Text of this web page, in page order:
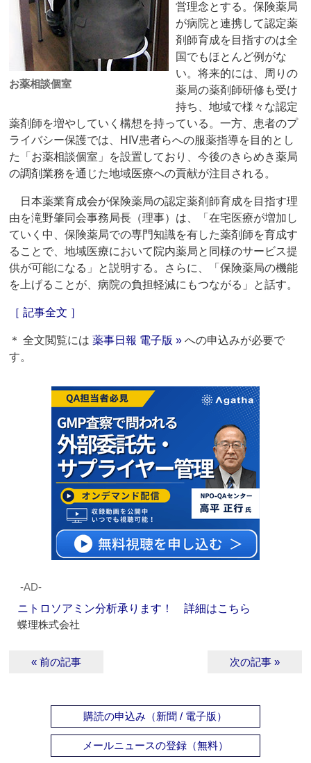
お薬相談個室
営理念とする。保険薬局
が病院と連携して認定薬
剤師育成を目指すのは全
国でもほとんど例がな
い。将来的には、周りの
薬局の薬剤師研修も受け
持ち、地域で様々な認定
薬剤師を増やしていく構想を持っている。一方、患者のプ
ライバシー保護では、HIV患者らへの服薬指導を目的とし
た「お薬相談個室」を設置しており、今後のきらめき薬局
の調剤業務を通じた地域医療への貢献が注目される。
日本薬業育成会が保険薬局の認定薬剤師育成を目指す理
由を滝野肇同会事務局長（理事）は、「在宅医療が増加し
ていく中、保険薬局での専門知識を有した薬剤師を育成す
ることで、地域医療において院内薬局と同様のサービス提
供が可能になる」と説明する。さらに、「保険薬局の機能
を上げることが、病院の負担軽減にもつながる」と話す。
［ 記事全文 ］
＊ 全文閲覧には薬事日報 電子版 » への申込みが必要で
す。
‐AD‐
ニトロソアミン分析承ります！ 詳細はこちら
蝶理株式会社
« 前の記事 次の記事 »
購読の申込み（新聞 / 電子版）
メールニュースの登録（無料）